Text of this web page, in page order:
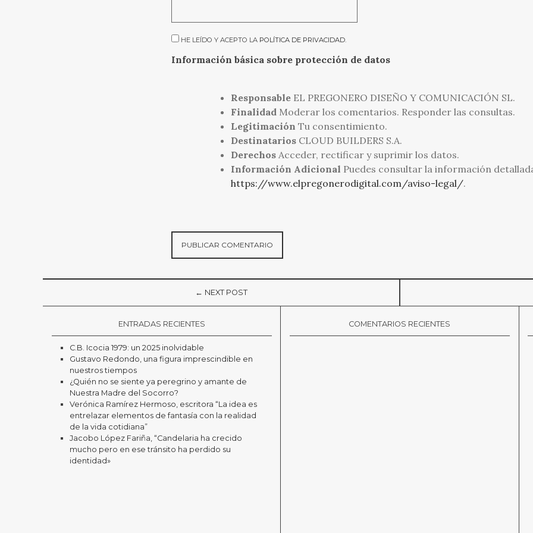
HE LEÍDO Y ACEPTO LA POLÍTICA DE PRIVACIDAD.
Información básica sobre protección de datos
Responsable EL PREGONERO DISEÑO Y COMUNICACIÓN SL.
Finalidad Moderar los comentarios. Responder las consultas.
Legitimación Tu consentimiento.
Destinatarios CLOUD BUILDERS S.A.
Derechos Acceder, rectificar y suprimir los datos.
Información Adicional Puedes consultar la información
https://www.elpregonerodigital.com/aviso-legal/.
← NEXT POST
ENTRADAS RECIENTES
C.B. Icocia 1979: un 2025 inolvidable
Gustavo Redondo, una figura imprescindible en
nuestros tiempos
¿Quién no se siente ya peregrino y amante de
Nuestra Madre del Socorro?
Verónica Ramírez Hermoso, escritora “La idea es
entrelazar elementos de fantasía con la realidad
de la vida cotidiana”
Jacobo López Fariña, “Candelaria ha crecido
mucho pero en ese tránsito ha perdido su
identidad»
COMENTARIOS RECIENTES